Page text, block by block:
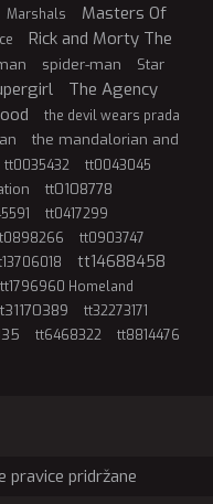
Marshals
Masters Of
Rick and Morty The
spider-man
Star
The Agency
the devil wears prada
the mandalorian and
tt0035432 tt0043045
tt0108778
tt0417299
tt0903747
tt14688458
tt1796960 Homeland
tt32273171
tt6468322
tt8814476
pridržane